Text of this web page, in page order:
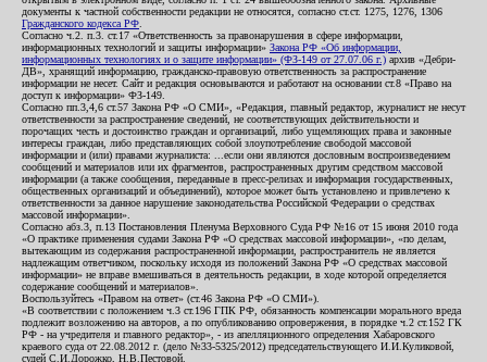
документы к частной собственности редакции не относятся, согласно ст.ст. 1275, 1276, 1306
Гражданского кодекса РФ
Согласно ч.2. п.3. ст.17 «Ответственность за правонарушения в сфере информации,
информационных технологий и защиты информации» Закона РФ «Об информации,
информационных технологиях и о защите информации» (ФЗ-149 от 27.07.06 г.) архив «Дебри-
ДВ», хранящий информацию, гражданско-правовую ответственность за распространение
информации не несет. Сайт и редакция основываются и работают на основании ст.8 «Право на
доступ к информации» ФЗ-149.
Согласно пп.3,4,6 ст.57 Закона РФ «О СМИ», «Редакция, главный редактор, журналист не несут
ответственности за распространение сведений, не соответствующих действительности и
порочащих честь и достоинство граждан и организаций, либо ущемляющих права и законные
интересы граждан, либо представляющих собой злоупотребление свободой массовой
информации и (или) правами журналиста: ...если они являются дословным воспроизведением
сообщений и материалов или их фрагментов, распространенных другим средством массовой
информации (а также сообщения, переданные в пресс-релизах и информация государственных,
общественных организаций и объединений), которое может быть установлено и привлечено к
ответственности за данное нарушение законодательства Российской Федерации о средствах
массовой информации».
Согласно абз.3, п.13 Постановления Пленума Верховного Суда РФ №16 от 15 июня 2010 года
«О практике применения судами Закона РФ «О средствах массовой информации», «по делам,
вытекающим из содержания распространенной информации, распространитель не является
надлежащим ответчиком, поскольку исходя из положений Закона РФ «О средствах массовой
информации» не вправе вмешиваться в деятельность редакции, в ходе которой определяется
содержание сообщений и материалов».
Воспользуйтесь «Правом на ответ» (ст.46 Закона РФ «О СМИ»).
«В соответствии с положением ч.3 ст.196 ГПК РФ, обязанность компенсации морального вреда
подлежит возложению на авторов, а по опубликованию опровержения, в порядке ч.2 ст.152 ГК
РФ - на учредителя и главного редактор», - из апелляционного определения Хабаровского
краевого суда от 22.08.2012 г. (дело №33-5325/2012) председательствующего И.И.Куликовой,
судей С.И.Дорожко, Н.В.Пестовой.